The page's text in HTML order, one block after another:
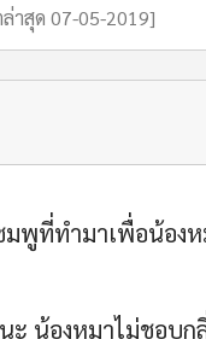
าสุด 07-05-2019]
มพูที่ทำมาเพื่อน้อง
ะ น้องหมาไม่ชอบ